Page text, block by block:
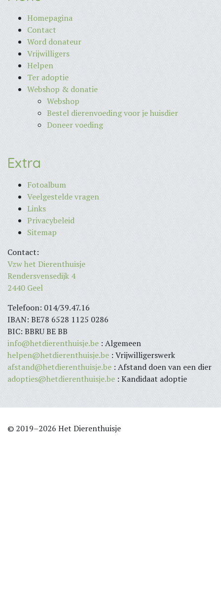
Homepagina
Contact
Word donateur
Vrijwilligers
Helpen
Ter adoptie
Webshop & donatie
Webshop
Bestel dierenvoeding voor je huisdier
Doneer voeding
Extra
Fotoalbum
Veelgestelde vragen
Links
Privacybeleid
Sitemap
Contact:
Vzw het Dierenthuisje
Rendersvensedijk 4
2440 Geel
Telefoon: 014/39.47.16
IBAN: BE78 6528 1125 0286
BIC: BBRU BE BB
info@hetdierenthuisje.be : Algemeen
helpen@hetdierenthuisje.be : Vrijwilligerswerk
afstand@hetdierenthuisje.be : Afstand doen van een dier
adopties@hetdierenthuisje.be : Kandidaat adoptie
© 2019–2026 Het Dierenthuisje